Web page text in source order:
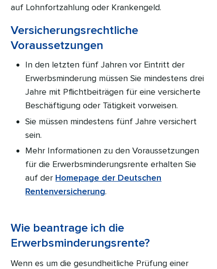
auf Lohnfortzahlung oder Krankengeld.
Versicherungsrechtliche
Voraussetzungen
In den letzten fünf Jahren vor Eintritt der
Erwerbsminderung müssen Sie mindestens drei
Jahre mit Pflichtbeiträgen für eine versicherte
Beschäftigung oder Tätigkeit vorweisen.
Sie müssen mindestens fünf Jahre versichert
sein.
Mehr Informationen zu den Voraussetzungen
für die Erwerbsminderungsrente erhalten Sie
auf der Homepage der Deutschen
Rentenversicherung.
Wie beantrage ich die
Erwerbsminderungsrente?
Wenn es um die gesundheitliche Prüfung einer